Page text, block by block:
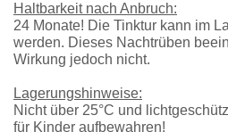
Haltbarkeit nach Anbruch:
24 Monate! Die Tinktur kann im
werden. Dieses Nachtrüben
Wirkung jedoch nicht.
Lagerungshinweise:
Nicht über 25°C und
für Kinder aufbewahren!